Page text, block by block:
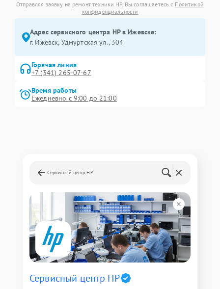
Отправляя заявку на ремонт техники HP, Вы соглашаетесь с Политикой
конфиденциальности
Адрес сервисного центра HP в Ижевске:
г. Ижевск, Удмуртская ул., 304
Горячая линия
+7 (341) 265-07-67
Время работы
Ежедневно с 9:00 до 21:00
Сервисный центр HP
Сервисный центр HP